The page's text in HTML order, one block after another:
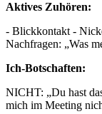
Aktives Zuhören:
- Blickkontakt -
Nachfragen: „Was
Ich-Botschaften:
NICHT: „Du hast
mich im Meeting